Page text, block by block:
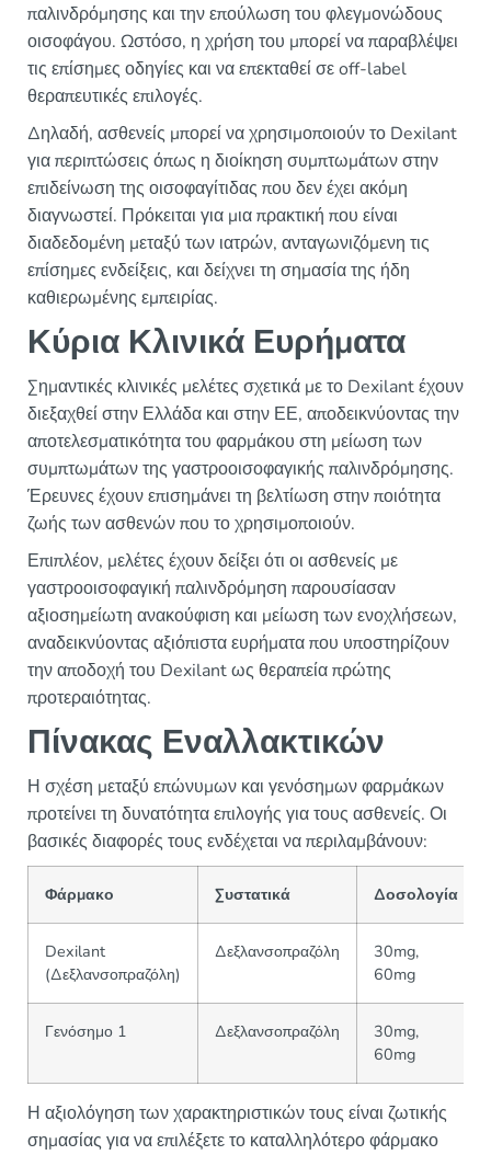
παλινδρόμησης και την επούλωση του φλεγμονώδους
οισοφάγου. Ωστόσο, η χρήση του μπορεί να παραβλέψει
τις επίσημες οδηγίες και να επεκταθεί σε off-label
θεραπευτικές επιλογές.
Δηλαδή, ασθενείς μπορεί να χρησιμοποιούν το Dexilant
για περιπτώσεις όπως η διοίκηση συμπτωμάτων στην
επιδείνωση της οισοφαγίτιδας που δεν έχει ακόμη
διαγνωστεί. Πρόκειται για μια πρακτική που είναι
διαδεδομένη μεταξύ των ιατρών, ανταγωνιζόμενη τις
επίσημες ενδείξεις, και δείχνει τη σημασία της ήδη
καθιερωμένης εμπειρίας.
Κύρια Κλινικά Ευρήματα
Σημαντικές κλινικές μελέτες σχετικά με το Dexilant έχουν
διεξαχθεί στην Ελλάδα και στην ΕΕ, αποδεικνύοντας την
αποτελεσματικότητα του φαρμάκου στη μείωση των
συμπτωμάτων της γαστροοισοφαγικής παλινδρόμησης.
Έρευνες έχουν επισημάνει τη βελτίωση στην ποιότητα
ζωής των ασθενών που το χρησιμοποιούν.
Επιπλέον, μελέτες έχουν δείξει ότι οι ασθενείς με
γαστροοισοφαγική παλινδρόμηση παρουσίασαν
αξιοσημείωτη ανακούφιση και μείωση των ενοχλήσεων,
αναδεικνύοντας αξιόπιστα ευρήματα που υποστηρίζουν
την αποδοχή του Dexilant ως θεραπεία πρώτης
προτεραιότητας.
Πίνακας Εναλλακτικών
Η σχέση μεταξύ επώνυμων και γενόσημων φαρμάκων
προτείνει τη δυνατότητα επιλογής για τους ασθενείς. Οι
βασικές διαφορές τους ενδέχεται να περιλαμβάνουν:
Φάρμακο Συστατικά Δοσολογία
Dexilant
(Δεξλανσοπραζόλη)
Δεξλανσοπραζόλη
30mg,
60mg
Γενόσημο 1 Δεξλανσοπραζόλη
30mg,
60mg
Η αξιολόγηση των χαρακτηριστικών τους είναι ζωτικής
σημασίας για να επιλέξετε το καταλληλότερο φάρμακο